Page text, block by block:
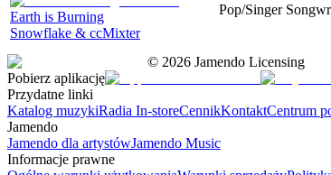
Earth is Burning
Snowflake & ccMixter
Pop/Singer
© 2026 Jamendo Licensing
Pobierz aplikację
Przydatne linki
Katalog muzykiRadia In-storeCennikKontaktCentrum
Jamendo
Jamendo dla artystówJamendo Music
Informacje prawne